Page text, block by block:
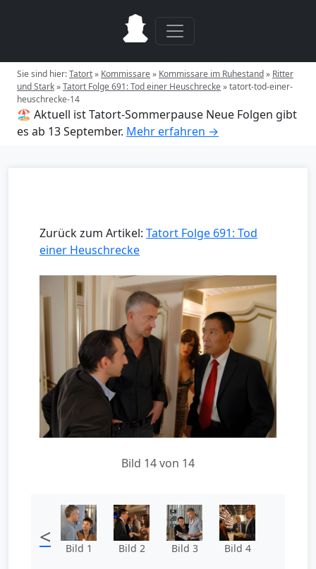
Sie sind hier:Tatort» Kommissare» Kommissare im Ruhestand» Ritter
und Stark»Tatort Folge 691: Tod einer Heuschrecke»tatort-tod-einer-
heuschrecke-14
🏖️ Aktuell ist Tatort-Sommerpause Neue Folgen gibt
es ab 13 September. Mehr erfahren →
Zurück zum Artikel: Tatort Folge 691: Tod
einer Heuschrecke
Bild 14 von 14
< Bild 1 Bild 2 Bild 3 Bild 4